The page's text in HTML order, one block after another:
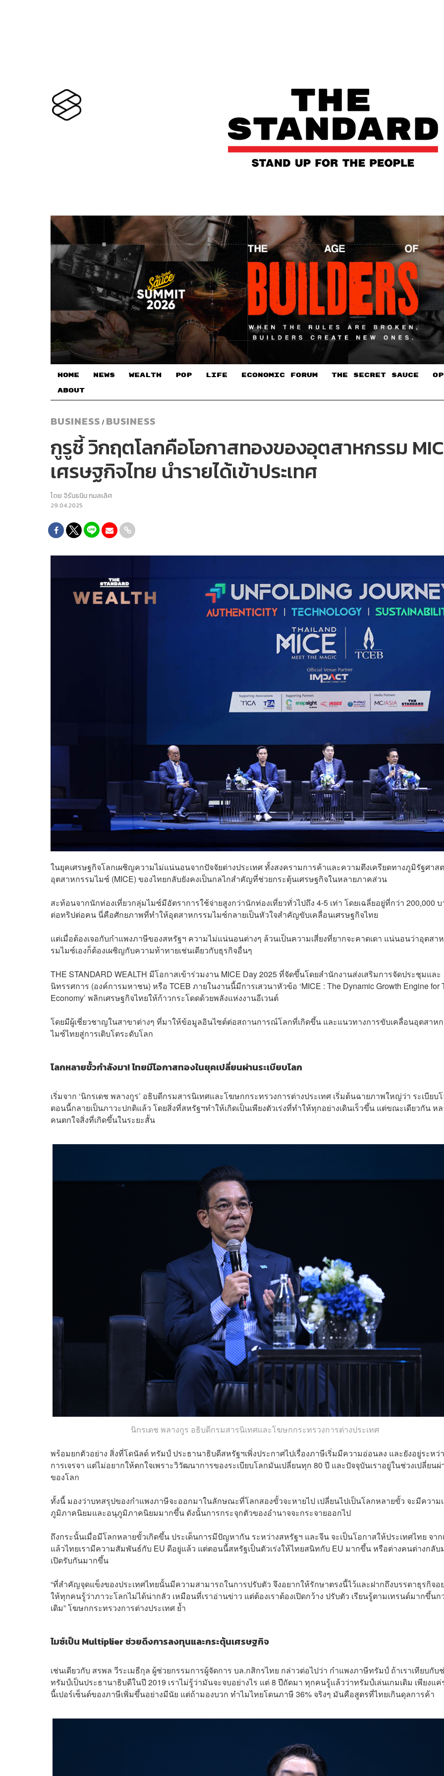
HOME NEWS WEALTH POP LIFE ECONOMIC FORUM THE SECRET SAUCE​
ABOUT
BUSINESS / BUSINESS
กูรูชี้ วิกฤตโลกคือโอกาสทองของอุตสาหกรรม
เศรษฐกิจไทย นำรายได้เข้าประเทศ
โดย จิรันธนิน กมลเลิศ
29.04.2025
ในยุคเศรษฐกิจโลกเผชิญความไม่แน่นอนจากปัจจัยต่างประเทศ ทั้งสงครามการค้าและความตึงเครียดทางภูมิรัฐศาส
อุตสาหกรรมไมซ์ (MICE) ของไทยกลับยังคงเป็นกลไกสำคัญที่ช่วยกระตุ้นเศรษฐกิจในหลายภาคส่วน
สะท้อนจากนักท่องเที่ยวกลุ่มไมซ์มีอัตราการใช้จ่ายสูงกว่านักท่องเที่ยวทั่วไปถึง 4-5 เท่า โดยเฉลี่ยอยู่ที่กว่า 200,000
ต่อทริปต่อคน นี่คือศักยภาพที่ทำให้อุตสาหกรรมไมซ์กลายเป็นหัวใจสำคัญขับเคลื่อนเศรษฐกิจไทย
แต่เมื่อต้องเจอกับกำแพงภาษีของสหรัฐฯ ความไม่แน่นอนต่างๆ ล้วนเป็นความเสี่ยงที่ยากจะคาดเดา แน่นอนว่าอุตสา
รมไมซ์เองก็ต้องเผชิญกับความท้าทายเช่นเดียวกับธุรกิจอื่นๆ
THE STANDARD WEALTH มีโอกาสเข้าร่วมงาน MICE Day 2025 ที่จัดขึ้นโดยสำนักงานส่งเสริมการจัดประชุมและ
นิทรรศการ (องค์การมหาชน) หรือ TCEB ภายในงานนี้มีการเสวนาหัวข้อ ‘MICE : The Dynamic Growth Engine for
Economy’ พลิกเศรษฐกิจไทยให้ก้าวกระโดดด้วยพลังแห่งงานอีเวนต์
โดยมีผู้เชี่ยวชาญในสาขาต่างๆ ที่มาให้ข้อมูลอินไซต์ต่อสถานการณ์โลกที่เกิดขึ้น และแนวทางการขับเคลื่อนอุตสาห
ไมซ์ไทยสู่การเติบโตระดับโลก
โลกหลายขั้วกำลังมา! ไทยมีโอกาสทองในยุคเปลี่ยนผ่านระเบียบโลก
เริ่มจาก ‘นิกรเดช พลางกูร’ อธิบดีกรมสารนิเทศและโฆษกกระทรวงการต่างประเทศ เริ่มต้นฉายภาพใหญ่ว่า ระเบียบ
ตอนนี้กลายเป็นภาวะปกติแล้ว โดยสิ่งที่สหรัฐฯทำให้เกิดเป็นเพียงตัวเร่งที่ทำให้ทุกอย่างเดินเร็วขึ้น แต่ขณะเดียวกัน ห
คนตกใจสิ่งที่เกิดขึ้นในระยะสั้น
นิกรเดช พลางกูร อธิบดีกรมสารนิเทศและโฆษกกระทรวงการต่างประเทศ
พร้อมยกตัวอย่าง สิ่งที่โดนัลด์ ทรัมป์ ประธานาธิบดีสหรัฐฯเพิ่งประกาศไปเรื่องภาษีเริ่มมีความอ่อนลง และยังอยู่ระหว่
การเจรจา แต่ไม่อยากให้ตกใจเพราะวิวัฒนาการของระเบียบโลกมันเปลี่ยนทุก 80 ปี และปัจจุบันเราอยู่ในช่วงเปลี่ยนผ่
ของโลก
ทั้งนี้ มองว่าบทสรุปของกำแพงภาษีจะออกมาในลักษณะที่โลกสองขั้วจะหายไป เปลี่ยนไปเป็นโลกหลายขั้ว จะมีความ
ภูมิภาคนิยมและอนุภูมิภาคนิยมมากขึ้น ดังนั้นการกระจุกตัวของอำนาจจะกระจายออกไป
ถึงกระนั้นเมื่อมีโลกหลายขั้วเกิดขึ้น ประเด็นการมีปัญหากัน ระหว่างสหรัฐฯ และจีน จะเป็นโอกาสให้ประเทศไทย จาก
แล้วไทยเรามีความสัมพันธ์กับ EU ดีอยู่แล้ว แต่ตอนนี้สหรัฐเป็นตัวเร่งให้ไทยสนิทกับ EU มากขึ้น หรือต่างคนต่างกลับ
เปิดรับกันมากขึ้น
“ที่สำคัญจุดแข็งของประเทศไทยนั้นมีความสามารถในการปรับตัว จึงอยากให้รักษาตรงนี้ไว้และฝากถึงบรรดาธุรกิจอ
ให้ทุกคนรู้ว่าภาวะโลกไม่ได้น่ากลัว เหมือนที่เราอ่านข่าว แต่ต้องเราต้องเปิดกว้าง ปรับตัว เรียนรู้ตามเทรนด์มากขึ้นก
เดิม” โฆษกกระทรวงการต่างประเทศ ย้ำ
ไมซ์เป็น Multiplier ช่วยดึงการลงทุนและกระตุ้นเศรษฐกิจ
เช่นเดียวกับ สรพล วีระเมธีกุล ผู้ช่วยกรรมการผู้จัดการ บล.กสิกรไทย กล่าวต่อไปว่า กำแพงภาษีทรัมป์ ถ้าเราเทียบกับ
ทรัมป์เป็นประธานาธิบดีในปี 2019 เราไม่รู้ว่ามันจะจบอย่างไร แต่ 8 ปีถัดมา ทุกคนรู้แล้วว่าทรัมป์เล่นเกมเดิม เพียงแ
นี้เปอร์เซ็นต์ของภาษีเพิ่มขึ้นอย่างมีนัย แต่ถ้ามองบวก ทำไมไทยโดนภาษี 36% จริงๆ มันคือสูตรที่ไทยเกินดุลการค้า